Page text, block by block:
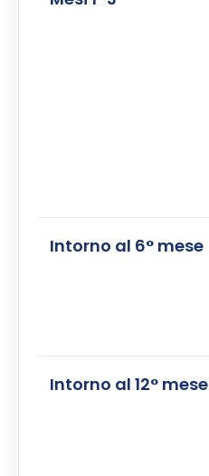
Intorno al 6° mese
Intorno al 12° mese